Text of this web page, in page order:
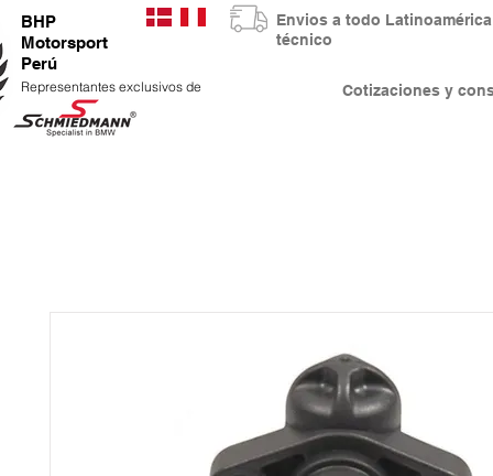
BHP
Motorsport
Perú
Representantes exclusivos de Cotizaciones y
Envios a todo
técnico